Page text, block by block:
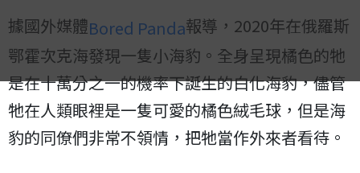
據國外媒體Bored Panda報導，2020年在俄羅斯
鄂霍次克海發現一隻小海豹。全身呈現橘色的牠
是在十萬分之一的機率下誕生的白化海豹，儘管
牠在人類眼裡是一隻可愛的橘色絨毛球，但是海
豹的同僚們非常不領情，把牠當作外來者看待。